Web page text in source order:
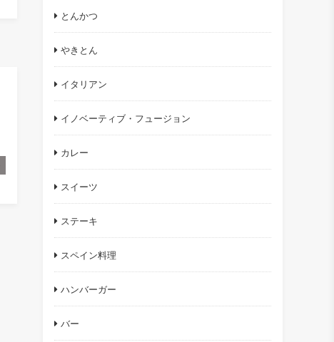
とんかつ
やきとん
イタリアン
イノベーティブ・フュージョン
カレー
スイーツ
ステーキ
スペイン料理
ハンバーガー
バー